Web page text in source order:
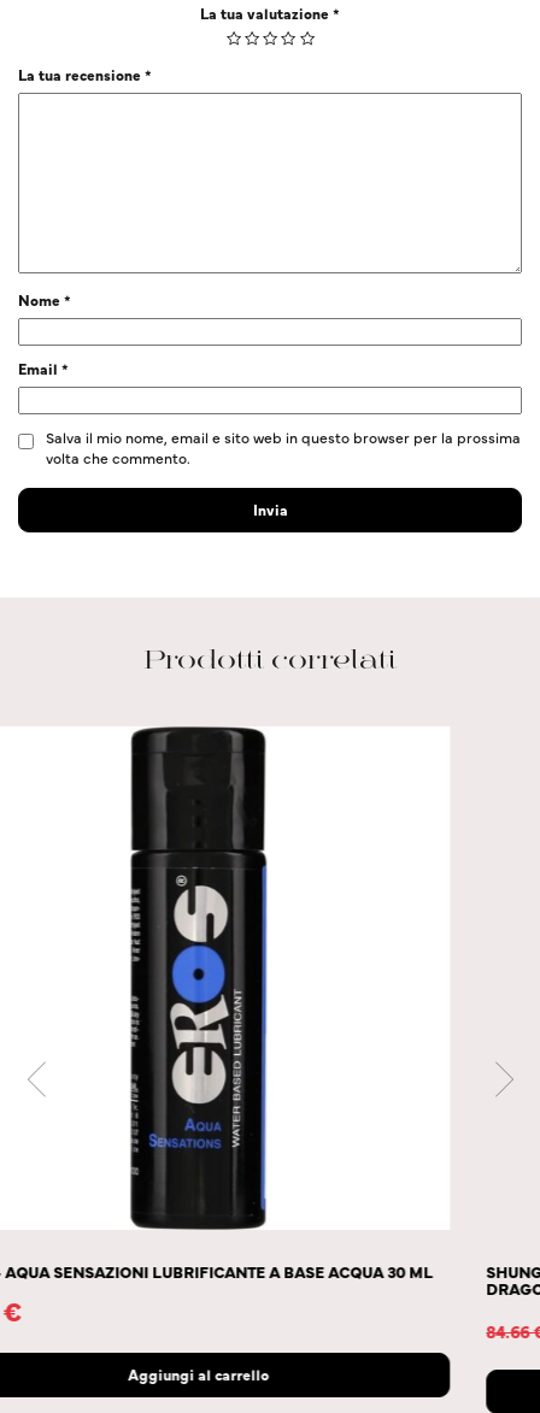
La tua valutazione*
La tua recensione*
Nome*
Email *
Salva il mio nome, email e sito web in questo browser per la prossima
volta che commento.
Prodotti correlati
SHUNGA – CREMA PER IL POTENZIAMENTO DELL”EREZIONE DEL